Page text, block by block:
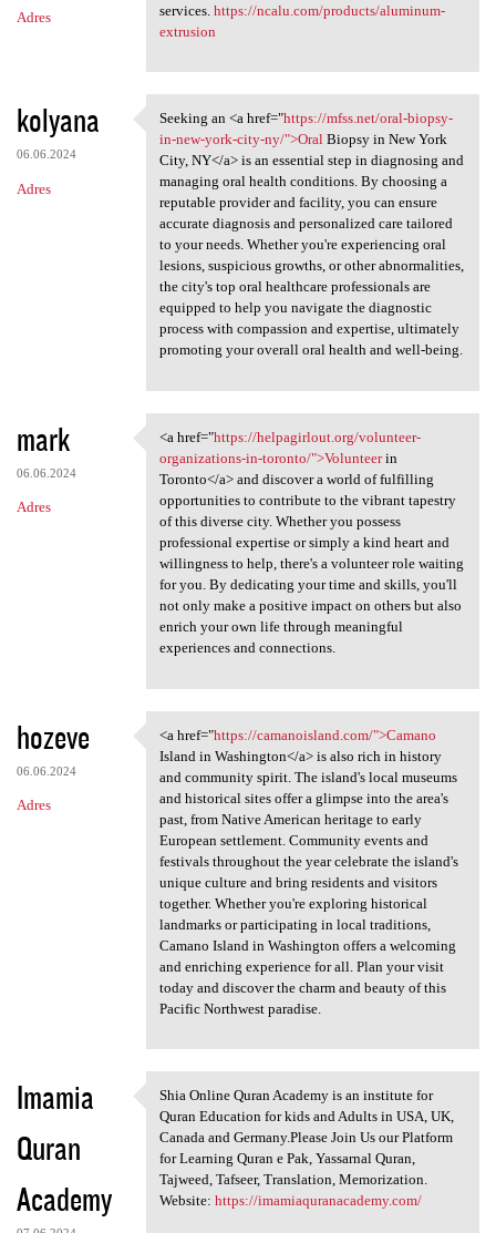
Adres
services. https://ncalu.com/products/aluminum-
extrusion
kolyana
06.06.2024
Adres
Seeking an <a href="https:/
Seeking an <a href="https://mfss.net/oral-biopsy-
in-new-york-city-ny/">OralBiopsy in New York
City, NY</a> is an essential step in diagnosing and
managing oral health conditions. By choosing a
reputable provider and facility, you can ensure
accurate diagnosis and personalized care tailored
to your needs. Whether you're experiencing oral
lesions, suspicious growths, or other abnormalities,
the city's top oral healthcare professionals are
equipped to help you navigate the diagnostic
process with compassion and expertise, ultimately
promoting your overall oral health and well-being.
mark
06.06.2024
Adres
<a href="https://helpagirlout
<a href="https://helpagirlout.org/volunteer-
organizations-in-toronto/">Volunteerin
Toronto</a> and discover a world of fulfilling
opportunities to contribute to the vibrant tapestry
of this diverse city. Whether you possess
professional expertise or simply a kind heart and
willingness to help, there's a volunteer role waiting
for you. By dedicating your time and skills, you'll
not only make a positive impact on others but also
enrich your own life through meaningful
experiences and connections.
hozeve
06.06.2024
Adres
<a href="https://camanoisland
<a href="https://camanoisland.com/">Camano
Island in Washington</a> is also rich in history
and community spirit. The island's local museums
and historical sites offer a glimpse into the area's
past, from Native American heritage to early
European settlement. Community events and
festivals throughout the year celebrate the island's
unique culture and bring residents and visitors
together. Whether you're exploring historical
landmarks or participating in local traditions,
Camano Island in Washington offers a welcoming
and enriching experience for all. Plan your visit
today and discover the charm and beauty of this
Pacific Northwest paradise.
Imamia
Quran
Academy
Shia Online Quran Academy is
Shia Online Quran Academy is an institute for
Quran Education for kids and Adults in USA, UK,
Canada and Germany.Please Join Us our Platform
for Learning Quran e Pak, Yassarnal Quran,
Tajweed, Tafseer, Translation, Memorization.
Website: https://imamiaquranacademy.com/